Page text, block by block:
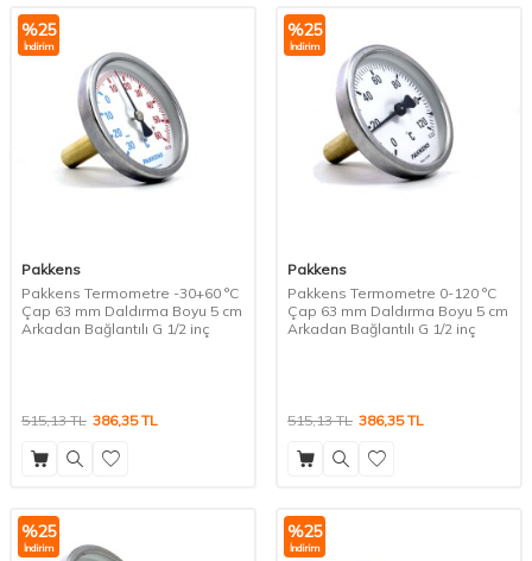
%25
İndirim
Pakkens
Pakkens Termometre -30+60 °C
Çap 63 mm Daldırma Boyu 5 cm
Arkadan Bağlantılı G 1/2 inç
515,13TL 386,35TL
%25
İndirim
Pakkens
Pakkens Termometre 0-120 °C
Çap 63 mm Daldırma Boyu 5 cm
Arkadan Bağlantılı G 1/2 inç
515,13TL 386,35TL
%25
İndirim
%25
İndirim